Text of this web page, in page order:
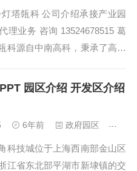
平谦迈高 咨询热线： 400-0123-
灯塔瓴科 公司介绍承接产业园
理业务 咨询 13524678515 葛
科源自中南高科，秉承了高科
国之路。在过去 7 年的发展历
积累了丰富的产业园招商服务
成了中南高科蕞引以为傲的竞
而灯塔瓴科，将把...
园区介绍 开发区介绍
6年前 政府园区
科技城位于上海西南部金山区
江省东北部平湖市新埭镇的交